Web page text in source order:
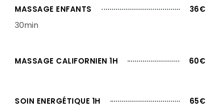
MASSAGE ENFANTS 36€
30min
MASSAGE CALIFORNIEN 1H 60€
SOIN ENERGÉTIQUE 1H 65€